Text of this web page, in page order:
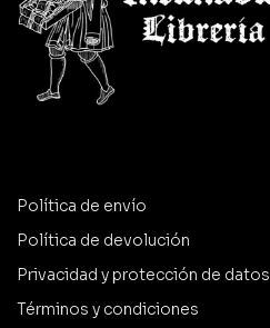
Política de envío
Política de devolución
Privacidad y protección de datos
Términos y condiciones